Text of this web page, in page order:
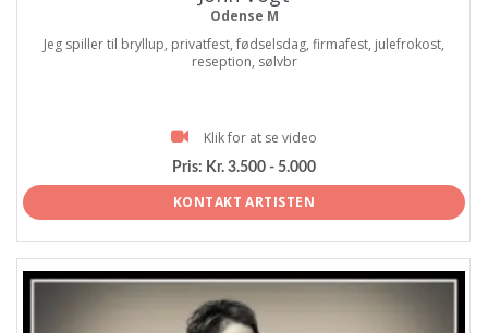
Odense M
Jeg spiller til bryllup, privatfest, fødselsdag, firmafest, julefrokost,
reseption, sølvbr
Klik for at se video
Pris: Kr. 3.500 - 5.000
KONTAKT ARTISTEN